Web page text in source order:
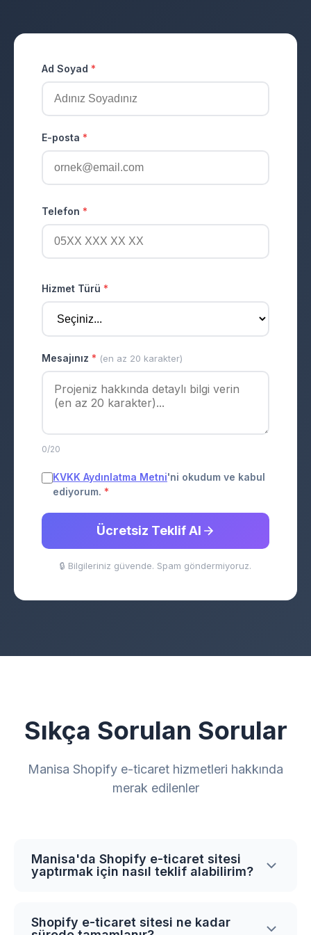
Ad Soyad *
E-posta *
Telefon *
Hizmet Türü *
Mesajınız * (en az 20 karakter)
0/20
KVKK Aydınlatma Metni'ni okudum ve kabul
ediyorum. *
Ücretsiz Teklif Al
🔒 Bilgileriniz güvende. Spam göndermiyoruz.
Sıkça Sorulan Sorular
Manisa Shopify e-ticaret hizmetleri hakkında
merak edilenler
Manisa'da Shopify e-ticaret sitesi
yaptırmak için nasıl teklif alabilirim?
sayfamızdaki formu doldurabilir veya bize
Shopify e-ticaret sitesi ne kadar